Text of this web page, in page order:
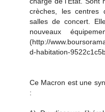
crèches, les centres
salles de concert.
nouveaux
(http://
d-habitation-
Ce Macron est une
: